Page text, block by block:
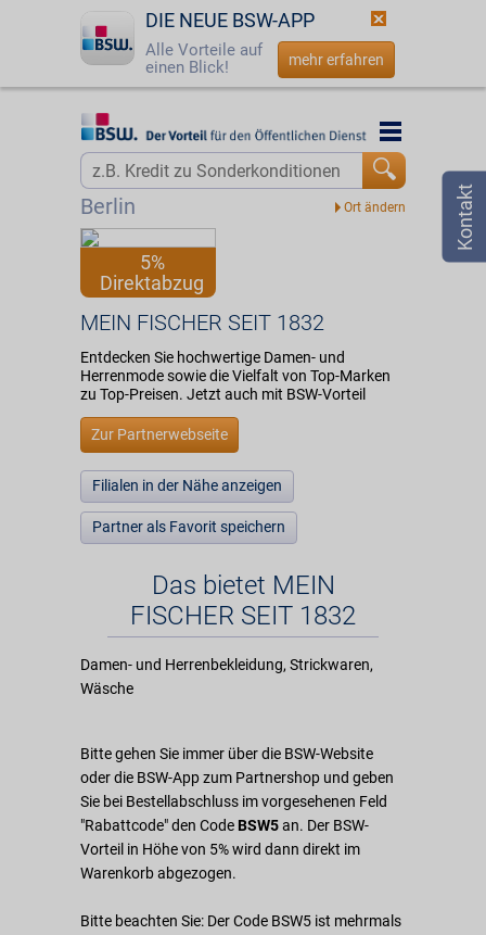
DIE NEUE BSW-APP
Alle Vorteile auf
einen Blick!
mehr erfahren
Startseite
Login
☎ 0800 - 279 25 82
Berlin
Startseite
MEIN FISCHER SEIT 1832
5%
Direktabzug
MEIN FISCHER SEIT 1832
Entdecken Sie hochwertige Damen- und
Herrenmode sowie die Vielfalt von Top-Marken
zu Top-Preisen. Jetzt auch mit BSW-Vorteil
Zur Partnerwebseite
Filialen in der Nähe anzeigen
Partner als Favorit speichern
Das bietet MEIN
FISCHER SEIT 1832
Damen- und Herrenbekleidung, Strickwaren,
Wäsche
Bitte gehen Sie immer über die BSW-Website
oder die BSW-App zum Partnershop und geben
Sie bei Bestellabschluss im vorgesehenen Feld
"Rabattcode" den Code BSW5an. Der BSW-
Vorteil in Höhe von 5% wird dann direkt im
Warenkorb abgezogen.
Bitte beachten Sie: Der Code BSW5 ist mehrmals